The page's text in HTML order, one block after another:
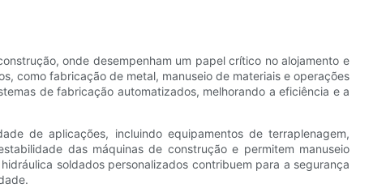
onde desempenham um papel crítico no alojamento e
como fabricação de metal, manuseio de materiais e operações
de fabricação automatizados, melhorando a eficiência e a
de aplicações, incluindo equipamentos de terraplenagem,
das máquinas de construção e permitem manuseio
soldados personalizados contribuem para a segurança